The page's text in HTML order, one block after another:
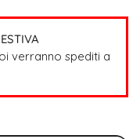
verranno spediti a